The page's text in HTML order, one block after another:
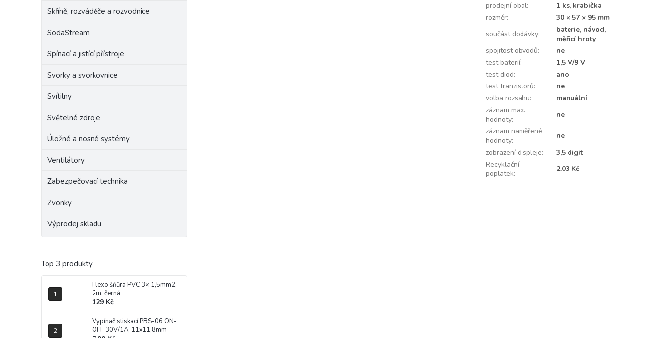
Skříně, rozváděče a rozvodnice
SodaStream
Spínací a jistící přístroje
Svorky a svorkovnice
Svítilny
Světelné zdroje
Úložné a nosné systémy
Ventilátory
Zabezpečovací technika
Zvonky
Výprodej skladu
Top 3 produkty
Flexo šňůra PVC 3× 1,5mm2,
2m, černá
129 Kč
Vypínač stiskací PBS-06 ON-
OFF 30V/1A, 11x11,8mm
prodejní obal:
1 ks, krabička
rozměr:
30 × 57 × 95 mm
součást dodávky:
baterie, návod,
měřicí hroty
spojitost obvodů:
ne
test baterií:
1,5 V/9 V
test diod:
ano
test tranzistorů:
ne
volba rozsahu:
manuální
záznam max.
hodnoty:
ne
záznam naměřené
hodnoty:
ne
zobrazení displeje:
3,5 digit
Recyklační
poplatek:
2.03 Kč